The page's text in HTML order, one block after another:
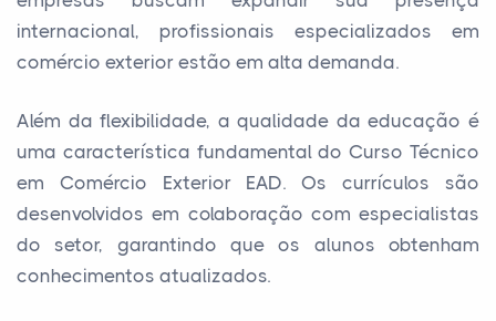
internacional, profissionais especializados em
comércio exterior estão em alta demanda.
Além da flexibilidade, a qualidade da educação é
uma característica fundamental do Curso Técnico
em Comércio Exterior EAD. Os currículos são
desenvolvidos em colaboração com especialistas
do setor, garantindo que os alunos obtenham
conhecimentos atualizados.